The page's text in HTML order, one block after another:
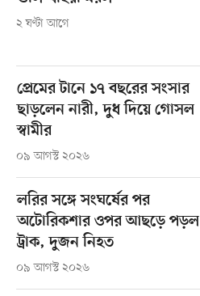
২ ঘণ্টা আগে
প্রেমের টানে ১৭ বছরের সংসার
ছাড়লেন নারী, দুধ দিয়ে গোসল
স্বামীর
০৯ আগস্ট ২০২৬
লরির সঙ্গে সংঘর্ষের পর
অটোরিকশার ওপর আছড়ে পড়ল
ট্রাক, দুজন নিহত
০৯ আগস্ট ২০২৬